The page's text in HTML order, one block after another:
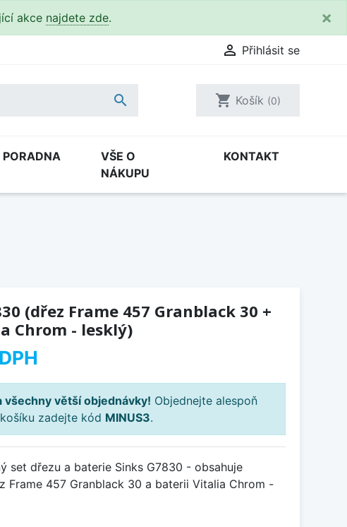
akce najdete zde. ×
 Přihlásit se
 shopping_cart Košík (0)
PORADNA
VŠE O
NÁKUPU
KONTAKT
(dřez Frame 457 Granblack 30 +
Chrom - lesklý)
všechny větší objednávky! Objednejte alespoň
zadejte kód MINUS3.
set dřezu a baterie Sinks G7830 - obsahuje
Frame 457 Granblack 30 a baterii Vitalia Chrom -